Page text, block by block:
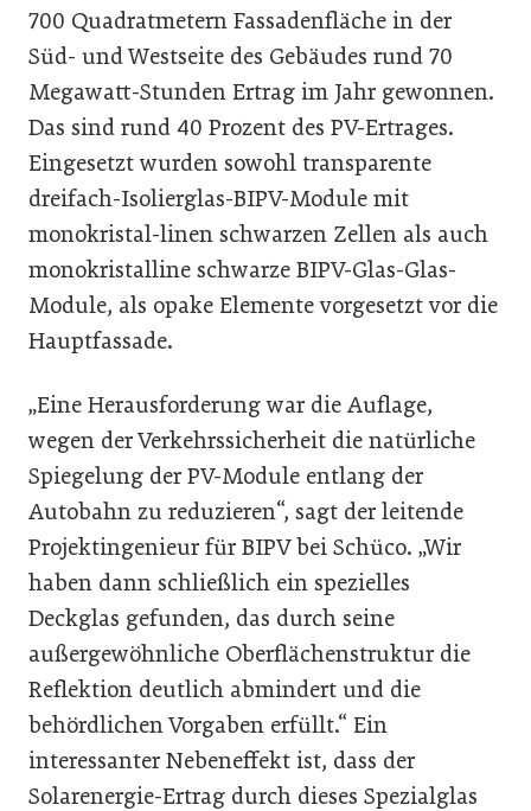
700 Quadratmetern Fassadenfläche in der
Süd- und Westseite des Gebäudes rund 70
Megawatt-Stunden Ertrag im Jahr gewonnen.
Das sind rund 40 Prozent des PV-Ertrages.
Eingesetzt wurden sowohl transparente
dreifach-Isolierglas-BIPV-Module mit
monokristal-linen schwarzen Zellen als auch
monokristalline schwarze BIPV-Glas-Glas-
Module, als opake Elemente vorgesetzt vor die
Hauptfassade.
„Eine Herausforderung war die Auflage,
wegen der Verkehrssicherheit die natürliche
Spiegelung der PV-Module entlang der
Autobahn zu reduzieren“, sagt der leitende
Projektingenieur für BIPV bei Schüco. „Wir
haben dann schließlich ein spezielles
Deckglas gefunden, das durch seine
außergewöhnliche Oberflächenstruktur die
Reflektion deutlich abmindert und die
behördlichen Vorgaben erfüllt.“ Ein
interessanter Nebeneffekt ist, dass der
Solarenergie-Ertrag durch dieses Spezialglas